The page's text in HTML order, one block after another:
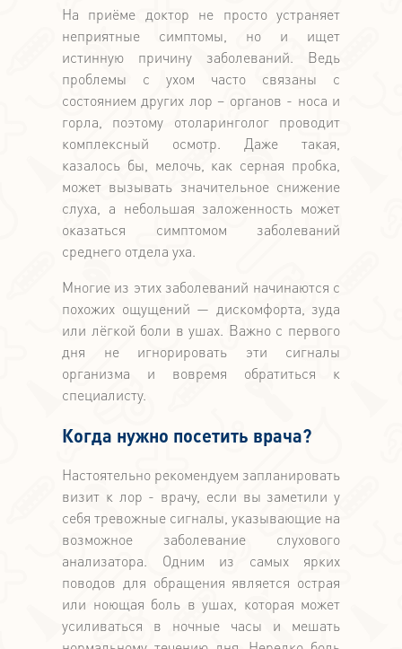
На приёме доктор не просто устраняет
неприятные симптомы, но и ищет
истинную причину заболеваний. Ведь
проблемы с ухом часто связаны с
состоянием других лор – органов - носа и
горла, поэтому отоларинголог проводит
комплексный осмотр. Даже такая,
казалось бы, мелочь, как серная пробка,
может вызывать значительное снижение
слуха, а небольшая заложенность может
оказаться симптомом заболеваний
среднего отдела уха.
Многие из этих заболеваний начинаются с
похожих ощущений — дискомфорта, зуда
или лёгкой боли в ушах. Важно с первого
дня не игнорировать эти сигналы
организма и вовремя обратиться к
специалисту.
Когда нужно посетить врача?
Настоятельно рекомендуем запланировать
визит к лор - врачу, если вы заметили у
себя тревожные сигналы, указывающие на
возможное заболевание слухового
анализатора. Одним из самых ярких
поводов для обращения является острая
или ноющая боль в ушах, которая может
усиливаться в ночные часы и мешать